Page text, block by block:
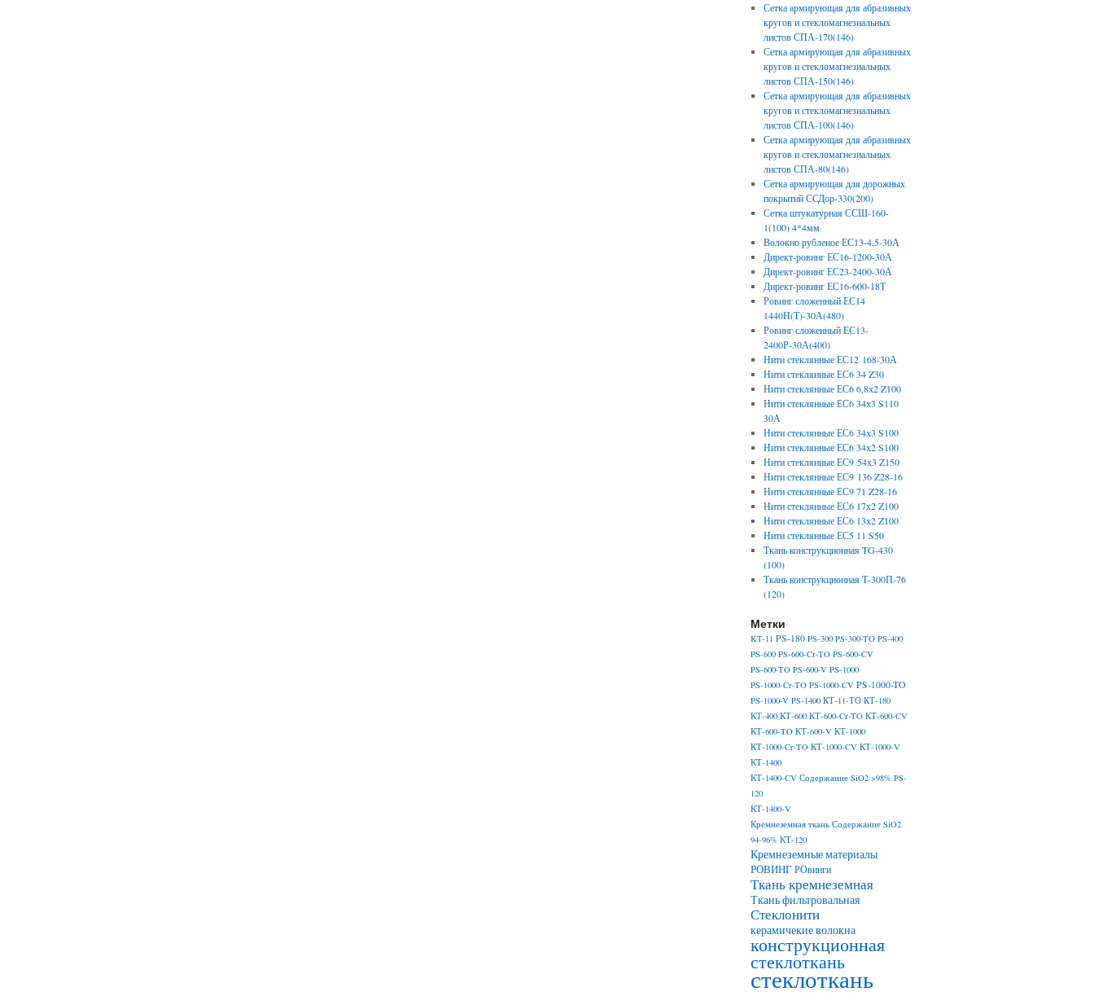
Сетка армирующая для абразивных
кругов и стекломагнезиальных
листов СПА-170(146)
Сетка армирующая для абразивных
кругов и стекломагнезиальных
листов СПА-150(146)
Сетка армирующая для абразивных
кругов и стекломагнезиальных
листов СПА-100(146)
Сетка армирующая для абразивных
кругов и стекломагнезиальных
листов СПА-80(146)
Сетка армирующая для дорожных
покрытий ССДор-330(200)
Сетка штукатурная ССШ-160-
1(100) 4*4мм
Волокно рубленое ЕС13-4,5-30А
Директ-ровинг ЕС16-1200-30А
Директ-ровинг ЕС23-2400-30А
Директ-ровинг ЕС16-600-18Т
Ровинг сложенный ЕС14
1440Н(Т)-30А(480)
Ровинг сложенный ЕС13-
2400Р-30А(400)
Нити стеклянные ЕС12 168-30А
Нити стеклянные ЕС6 34 Z30
Нити стеклянные ЕС6 6,8х2 Z100
Нити стеклянные ЕС6 34х3 S110
30А
Нити стеклянные ЕС6 34х3 S100
Нити стеклянные ЕС6 34х2 S100
Нити стеклянные ЕС9 54х3 Z150
Нити стеклянные ЕС9 136 Z28-16
Нити стеклянные ЕС9 71 Z28-16
Нити стеклянные ЕС6 17х2 Z100
Нити стеклянные ЕС6 13х2 Z100
Нити стеклянные ЕС5 11 S50
Ткань конструкционная TG-430
(100)
Ткань конструкционная Т-300П-76
(120)
Метки
KT-11 PS-180 PS-300 PS-300-TO PS-400
PS-600 PS-600-Cr-TO PS-600-CV
PS-600-TO PS-600-V PS-1000
PS-1000-Cr-TO PS-1000-CV PS-1000-TO
PS-1000-V PS-1400 КТ-11-ТО КТ-180
КТ-400 КТ-600 КТ-600-Cr-TO КТ-600-CV
КТ-600-TO КТ-600-V КТ-1000
КТ-1000-Cr-TO КТ-1000-CV КТ-1000-V
КТ-1400
КТ-1400-CV Содержание SiO2 >98% PS-
120
КТ-1400-V
Кремнеземная ткань Содержание SiO2
94-96% КТ-120
Кремнеземные материалы
РОВИНГ РОвинги
Ткань кремнеземная
Ткань фильтровальная
Стеклонити
керамичекие волокна
конструкционная
стеклоткань
стеклоткань